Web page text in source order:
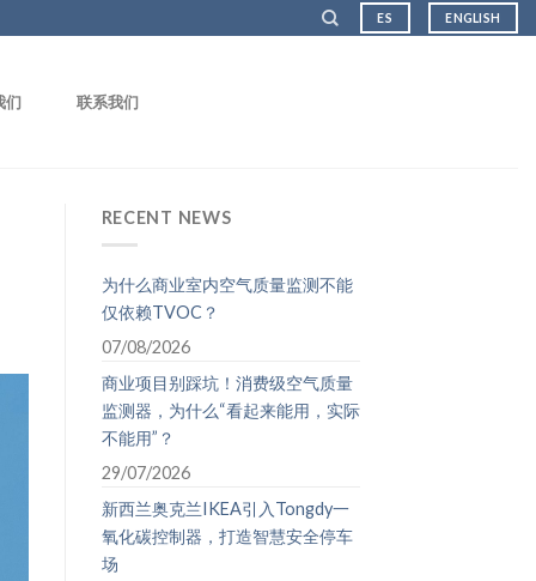
ES ENGLISH
们 联系我们
RECENT NEWS
为什么商业室内空气质量监测不能
仅依赖TVOC？
07/08/2026
商业项目别踩坑！消费级空气质量
监测器，为什么“看起来能用，实际
不能用”？
29/07/2026
新西兰奥克兰IKEA引入Tongdy一
氧化碳控制器，打造智慧安全停车
场